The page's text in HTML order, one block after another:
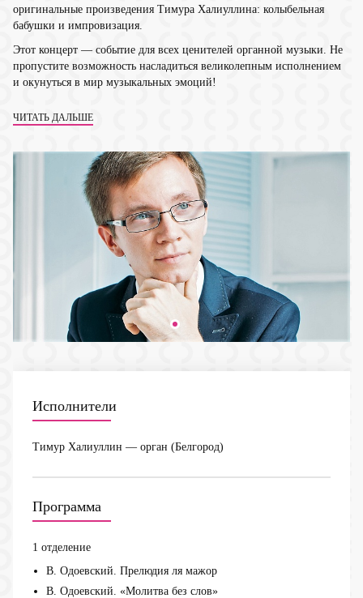
оригинальные произведения Тимура Халиуллина: колыбельная
бабушки и импровизация.
Этот концерт — событие для всех ценителей органной музыки. Не
пропустите возможность насладиться великолепным исполнением
и окунуться в мир музыкальных эмоций!
ЧИТАТЬ ДАЛЬШЕ
Исполнители
Тимур Халиуллин — орган (Белгород)
Программа
1 отделение
В. Одоевский. Прелюдия ля мажор
В. Одоевский. «Молитва без слов»